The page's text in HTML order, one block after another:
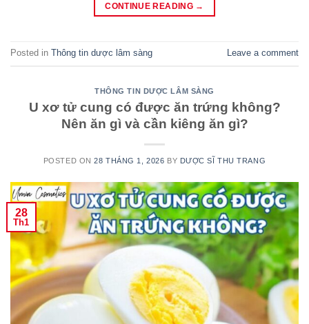
CONTINUE READING →
Posted in Thông tin dược lâm sàng Leave a comment
THÔNG TIN DƯỢC LÂM SÀNG
U xơ tử cung có được ăn trứng không?
Nên ăn gì và cần kiêng ăn gì?
POSTED ON28 THÁNG 1, 2026 BY DƯỢC SĨ THU TRANG
28
Th1